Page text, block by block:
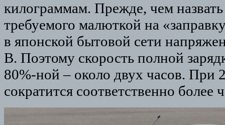
килограммам. Прежде, чем
требуемого малюткой на
в японской бытовой сети
В. Поэтому скорость полной
80%-ной – около двух часов. При
сократится соответственно более